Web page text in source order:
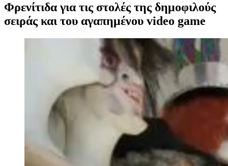
Φρενίτιδα για τις στολές της δημοφιλούς
σειράς και του αγαπημένου video game